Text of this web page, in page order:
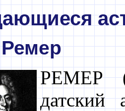
РЕМЕР
датский